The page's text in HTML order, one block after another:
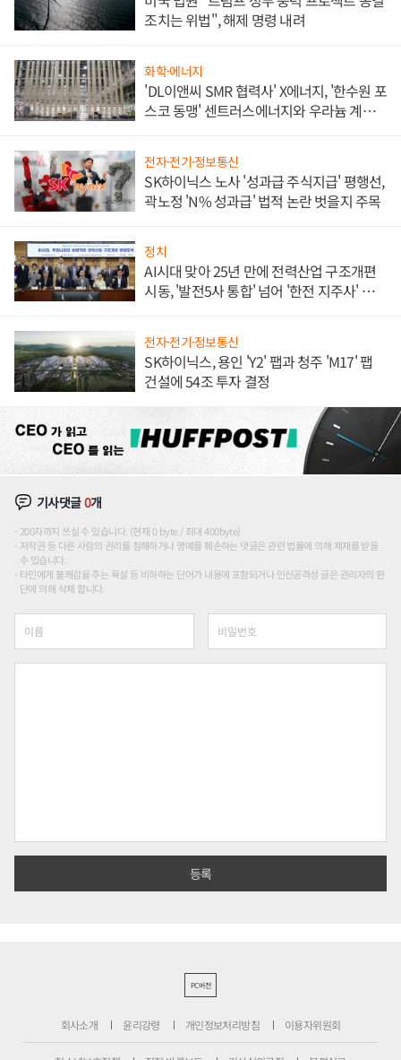
조치는 위법", 해제 명령 내려
화학·에너지
'DL이앤씨 SMR 협력사' X에너지, '한수원 포
스코 동맹' 센트러스에너지와 우라늄 계약
전자·전기·정보통신
SK하이닉스 노사 '성과급 주식지급' 평행선,
곽노정 'N% 성과급' 법적 논란 벗을지 주목
정치
AI시대 맞아 25년 만에 전력산업 구조개편
시동, '발전5사 통합' 넘어 '한전 지주사' 재편
전자·전기·정보통신
SK하이닉스, 용인 'Y2' 팹과 청주 'M17' 팹
건설에 54조 투자 결정
기사댓글0개
200자까지 쓰실 수 있습니다. (현재 0 byte / 최대 400byte)
저작권 등 다른 사람의 권리를 침해하거나 명예를 훼손하는 댓글은 관련 법률에 의해 제재를 받을
수 있습니다.
타인에게 불쾌감을 주는 욕설 등 비하하는 단어가 내용에 포함되거나 인신공격성 글은 관리자의 판
단에 의해 삭제 합니다.
PC버전
회사소개 윤리강령 개인정보처리방침 이용자위원회